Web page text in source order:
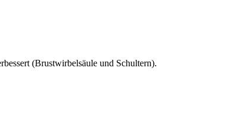
(Brustwirbelsäule und Schultern).